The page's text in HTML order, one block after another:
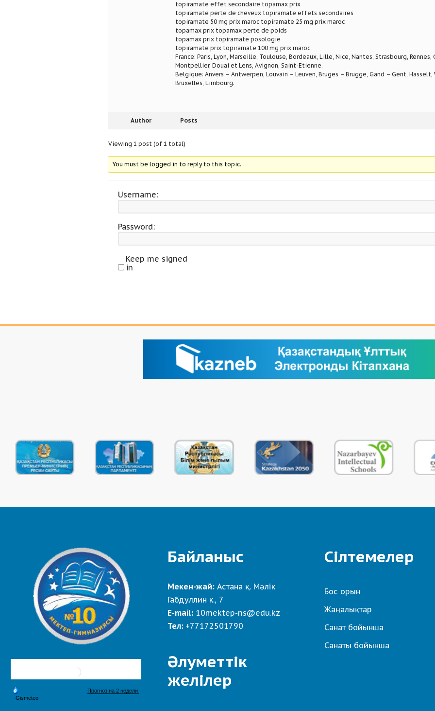
topiramate effet secondaire topamax prix
topiramate perte de cheveux topiramate effets secondaires
topiramate 50 mg prix maroc topiramate 25 mg prix maroc
topamax prix topamax perte de poids
topamax prix topiramate posologie
topiramate prix topiramate 100 mg prix maroc
France: Paris, Lyon, Marseille, Toulouse, Bordeaux, Lille, Nice, Nantes, Strasbourg, Rennes,
Montpellier, Douai et Lens, Avignon, Saint-Etienne.
Belgique: Anvers – Antwerpen, Louvain – Leuven, Bruges – Brugge, Gand – Gent, Hasselt,
Bruxelles, Limbourg.
Author Posts
Viewing 1 post (of 1 total)
You must be logged in to reply to this topic.
Username:
Password:
Keep me signed
in
Байланыс
Мекен-жай: Астана қ. Мәлік
Габдуллин к., 7
E-mail: 10mektep-ns@edu.kz
Тел: +77172501790
Әлуметтік
желілер
Сілтемелер
Бос орын
Жаңалықтар
Санат бойынша
Санаты бойынша